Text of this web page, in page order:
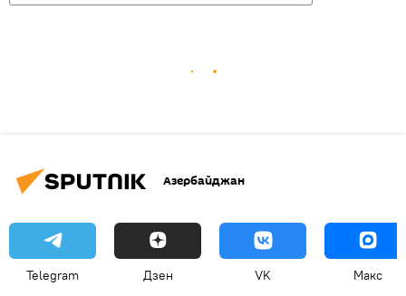
Азербайджан
Telegram Дзен VK Макс